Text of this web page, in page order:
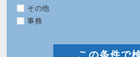
その他
事務